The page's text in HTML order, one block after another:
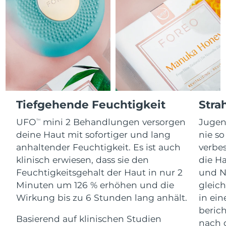
Tiefgehende Feuchtigkeit
UFOTM
mini 2 Behandlungen versorgen
deine Haut mit sofortiger und lang
anhaltender Feuchtigkeit. Es ist auch
klinisch erwiesen, dass sie den
Feuchtigkeitsgehalt der Haut in nur 2
Minuten um 126 % erhöhen und die
Wirkung bis zu 6 Stunden lang anhält.
Basierend auf klinischen Studien
nie
die
und
in
nach
For healthy hair
18% PAP
Kosmetik Männer
Kaufe alles
FOREO APP
ÜBER
Gibraltar
Erwartete Lieferung
13/08/2026
Griechenland
Erwartete Lieferung
09/08/2026
Sonderverwaltungsregion
Hongkong
Erwartete Lieferung
10/08/2026
Ungarn
Erwartete Lieferung
09/08/2026
Island
Erwartete Lieferung
10/08/2026
Indonesien
Erwartete Lieferung
07/08/2026
Irland
Erwartete Lieferung
09/08/2026
Erwartete Lieferung